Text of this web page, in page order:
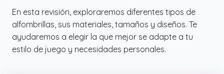
En esta revisión, exploraremos diferentes tipos de
alfombrillas, sus materiales, tamaños y diseños. Te
ayudaremos a elegir la que mejor se adapte a tu
estilo de juego y necesidades personales.